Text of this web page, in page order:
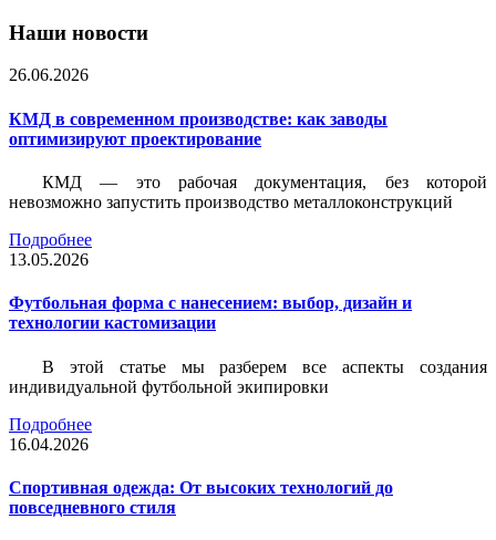
Наши новости
26.06.2026
КМД в современном производстве: как заводы
оптимизируют проектирование
КМД — это рабочая документация, без которой
невозможно запустить производство металлоконструкций
Подробнее
13.05.2026
Футбольная форма с нанесением: выбор, дизайн и
технологии кастомизации
В этой статье мы разберем все аспекты создания
индивидуальной футбольной экипировки
Подробнее
16.04.2026
Спортивная одежда: От высоких технологий до
повседневного стиля